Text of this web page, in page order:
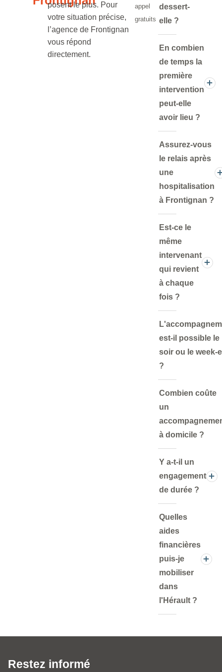
posent le plus. Pour
votre situation précise,
l’agence de Frontignan
vous répond
directement.
appel
gratuits
dessert-
elle ?
En combien
de temps la
première
intervention
peut-elle
avoir lieu ?
Assurez-vous
le relais après
une
hospitalisation
à Frontignan ?
Est-ce le
même
intervenant
qui revient
à chaque
fois ?
est-il possible le
soir ou le week-
?
Combien coûte
un
à domicile ?
Y a-t-il un
engagement
de durée ?
Quelles
aides
financières
puis-je
mobiliser
dans
l'Hérault ?
Restez informé